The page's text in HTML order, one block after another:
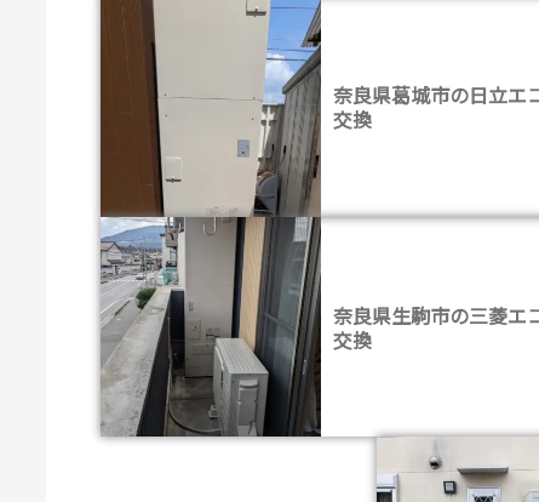
奈良県葛城市の日立エ
交換
奈良県生駒市の三菱エ
交換